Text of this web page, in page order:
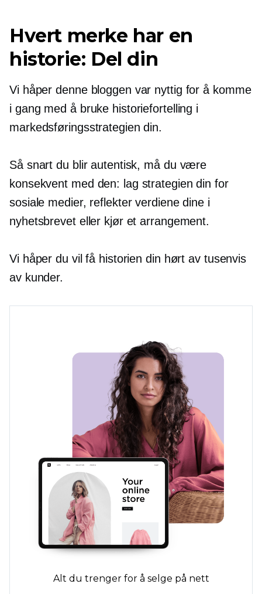
Hvert merke har en
historie: Del din
Vi håper denne bloggen var nyttig for å komme
i gang med å bruke historiefortelling i
markedsføringsstrategien din.
Så snart du blir autentisk, må du være
konsekvent med den: lag strategien din for
sosiale medier, reflekter verdiene dine i
nyhetsbrevet eller kjør et arrangement.
Vi håper du vil få historien din hørt av tusenvis
av kunder.
Alt du trenger for å selge på nett